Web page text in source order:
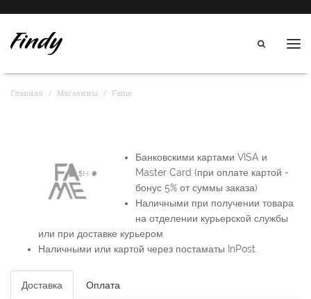
Главная Магазины Fame
Банковскими картами VISA и
Master Card (при оплате картой -
бонус 5% от суммы заказа)
Наличными при получении товара
на отделении курьерской службы
или при доставке курьером
Наличными или картой через постаматы InPost.
Доставка Оплата